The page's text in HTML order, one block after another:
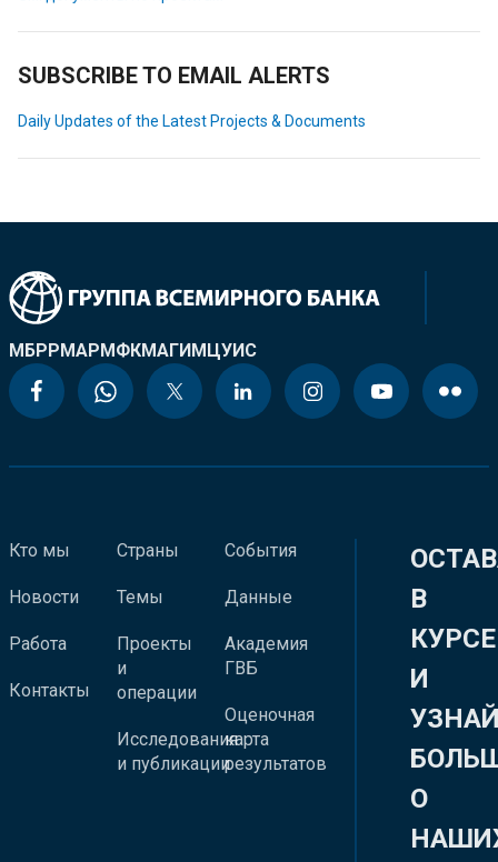
SUBSCRIBE TO EMAIL ALERTS
Daily Updates of the Latest Projects & Documents
МБРРМАРМФКМАГИМЦУИС
Кто мы
Новости
Работа
Контакты
Страны
Темы
Проекты
и
операции
Исследования
и публикации
События
Данные
Академия
ГВБ
Оценочная
карта
результатов
В
КУРСЕ
И
О